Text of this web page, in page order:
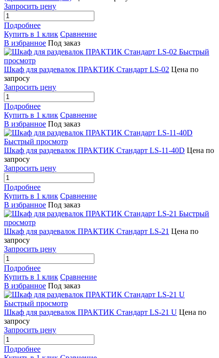
Запросить цену
Подробнее
Купить в 1 клик Сравнение
В избранное Под заказ
Быстрый
просмотр
Шкаф для раздевалок ПРАКТИК Стандарт LS-02 Цена по
запросу
Запросить цену
Подробнее
Купить в 1 клик Сравнение
В избранное Под заказ
Быстрый просмотр
Шкаф для раздевалок ПРАКТИК Стандарт LS-11-40D Цена по
запросу
Запросить цену
Подробнее
Купить в 1 клик Сравнение
В избранное Под заказ
Быстрый
просмотр
Шкаф для раздевалок ПРАКТИК Стандарт LS-21 Цена по
запросу
Запросить цену
Подробнее
Купить в 1 клик Сравнение
В избранное Под заказ
Быстрый просмотр
Шкаф для раздевалок ПРАКТИК Стандарт LS-21 U Цена по
запросу
Запросить цену
Подробнее